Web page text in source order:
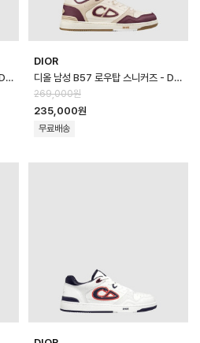
디올 여성 워크 앤 디올 스니커즈 - Dior Womens Walk N Dior Sneak…
DIOR
디올 남성 B57 로우탑 스니커즈 - Dior Mens B57 Low Top Sneaker…
269,000원
235,000원
무료배송